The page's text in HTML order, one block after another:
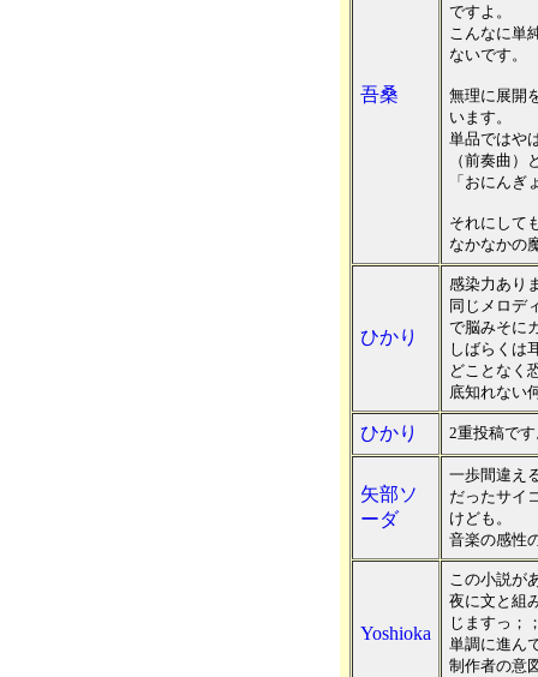
吾桑
ですよ。
こんなに単
ないです。
無理に展開
います。
単品ではや
（前奏曲
「おにんぎ
それにして
なかなかの
ひかり
感染力あり
同じメロデ
で脳みそに
しばらくは
どことなく
底知れない
ひかり 2重投稿で
矢部ソ
ーダ
一歩間違え
だったサイ
けども。
音楽の感性
Yoshioka
この小説が
夜に文と組
じますっ；
単調に進ん
制作者の意